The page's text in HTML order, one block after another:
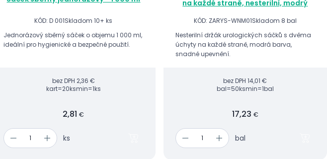
KÓD: D 001Skladom 10+ ks
Jednorázový sběrný sáček o objemu 1 000 ml,
ideální pro hygienické a bezpečné použití.
bez DPH 2,36 €
kart=20ksmin=1ks
2,81€
ks
na každé straně, nesterilní, modrý
KÓD: ZARYS-WNM01Skladom 8 bal
Nesterilní držák urologických sáčků s dvěma
úchyty na každé straně, modrá barva,
snadné upevnění.
bez DPH 14,01 €
bal=50ksmin=1bal
17,23 €
bal